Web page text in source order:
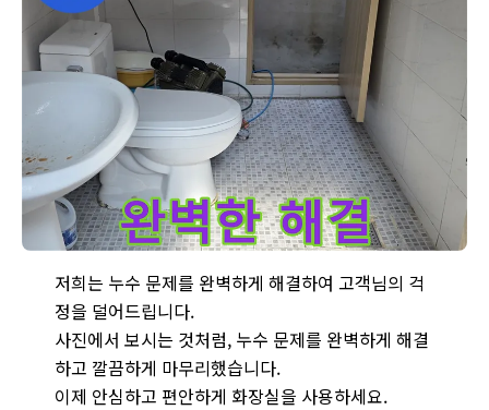
저희는 누수 문제를 완벽하게 해결하여 고객님의 걱
정을 덜어드립니다.
사진에서 보시는 것처럼, 누수 문제를 완벽하게 해결
하고 깔끔하게 마무리했습니다.
이제 안심하고 편안하게 화장실을 사용하세요.